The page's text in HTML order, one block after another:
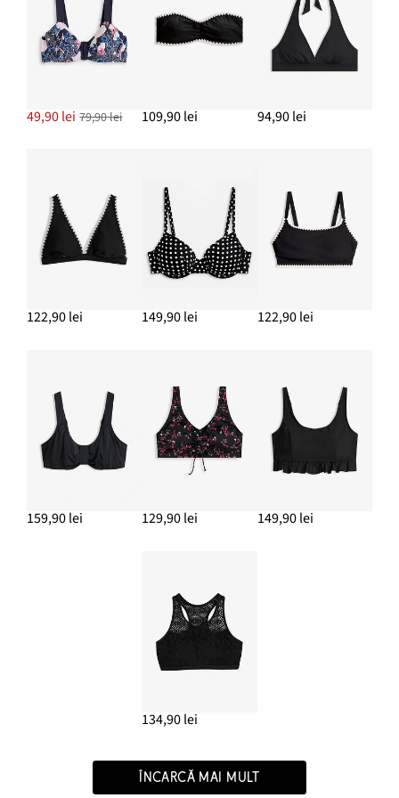
132,90 lei
ADAUGĂ ÎN COȘ
49,90 lei 79,90 lei 109,90 lei 94,90 lei
122,90 lei 149,90 lei 122,90 lei
159,90 lei 129,90 lei 149,90 lei
134,90 lei
ÎNCARCĂ MAI MULT